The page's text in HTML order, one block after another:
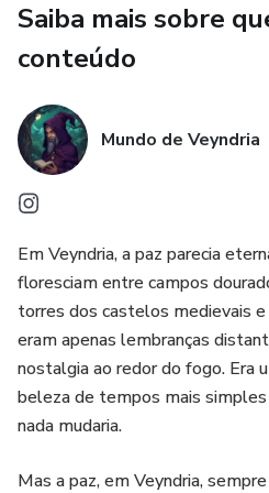
art, prompts prontos, dicas e
se inspirar.
✨ Neste bundle você recebe:
Um e-book estratégico para
O primeiro livro de uma saga de
Uma biblioteca secreta com
3 produtos em um único pacote
Um bundle para criadores,
fantasy.
Saiba mais sobre
conteúdo
Mundo de Veyndria
Em Veyndria, a paz parecia
floresciam entre campos
torres dos castelos medievais
eram apenas lembranças
nostalgia ao redor do fogo. Era
beleza de tempos mais
nada mudaria.
Mas a paz, em Veyndria,